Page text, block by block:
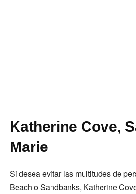
Katherine Cove,
Marie
Si desea evitar las multitudes de
Beach o Sandbanks, Katherine